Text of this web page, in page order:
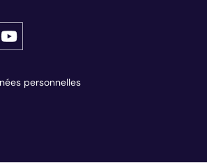
personnelles